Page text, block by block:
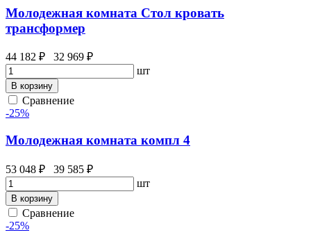
Молодежная комната Стол кровать
трансформер
44 182 ₽
32 969 ₽
шт
В корзину
Сравнение
-25%
Молодежная комната компл 4
53 048 ₽
39 585 ₽
шт
В корзину
Сравнение
-25%